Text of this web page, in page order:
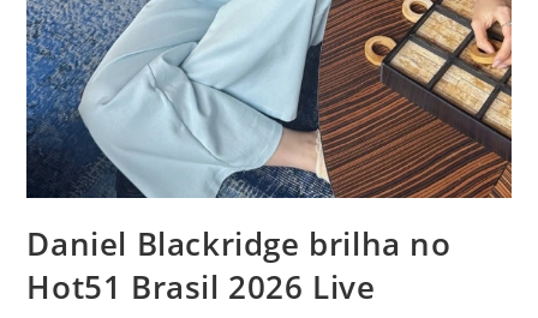
Daniel Blackridge brilha no
Hot51 Brasil 2026 Live